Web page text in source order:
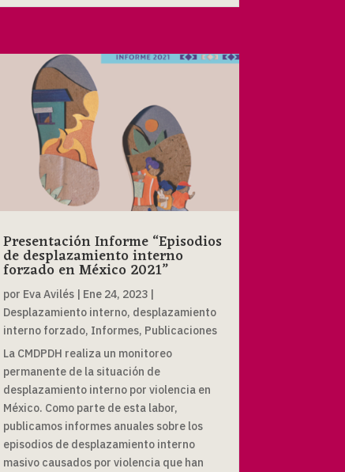
Presentación Informe “Episodios
de desplazamiento interno
forzado en México 2021”
por Eva Avilés| Ene 24, 2023|
Desplazamiento interno, desplazamiento
interno forzado, Informes, Publicaciones
La CMDPDH realiza un monitoreo
permanente de la situación de
desplazamiento interno por violencia en
México. Como parte de esta labor,
publicamos informes anuales sobre los
episodios de desplazamiento interno
masivo causados por violencia que han